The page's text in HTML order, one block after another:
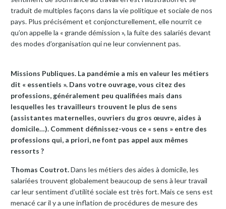
traduit de multiples façons dans la vie politique et sociale de nos
pays. Plus précisément et conjoncturellement, elle nourrit ce
qu’on appelle la « grande démission », la fuite des salariés devant
des modes d’organisation qui ne leur conviennent pas.
Missions Publiques. La pandémie a mis en valeur les métiers
dit « essentiels ». Dans votre ouvrage, vous citez des
professions, généralement peu qualifiées mais dans
lesquelles les travailleurs trouvent le plus de sens
(assistantes maternelles, ouvriers du gros œuvre, aides à
domicile…). Comment définissez-vous ce « sens » entre des
professions qui, a priori, ne font pas appel aux mêmes
ressorts ?
Thomas Coutrot.Dans les métiers des aides à domicile, les
salariées trouvent globalement beaucoup de sens à leur travail
car leur sentiment d’utilité sociale est très fort. Mais ce sens est
menacé car il y a une inflation de procédures de mesure des